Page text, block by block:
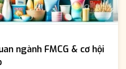
ngành FMCG & cơ hội